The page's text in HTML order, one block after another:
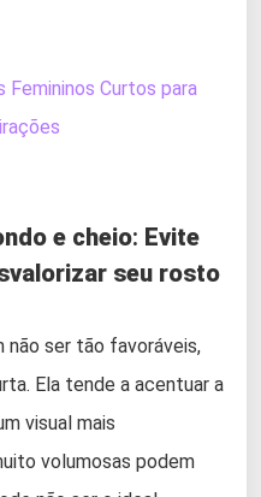
Femininos Curtos para
e cheio: Evite
seu rosto
não ser tão favoráveis,
Ela tende a acentuar a
visual mais
volumosas podem